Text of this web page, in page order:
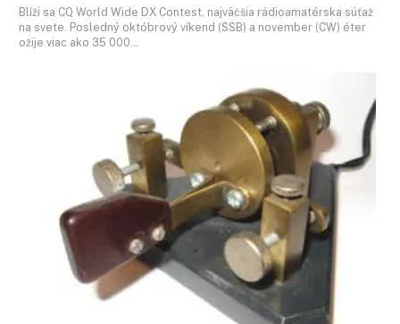
Blíži sa CQ World Wide DX Contest, najväčšia rádioamatérska súťaž
na svete. Posledný októbrový víkend (SSB) a november (CW) éter
ožije viac ako 35 000…